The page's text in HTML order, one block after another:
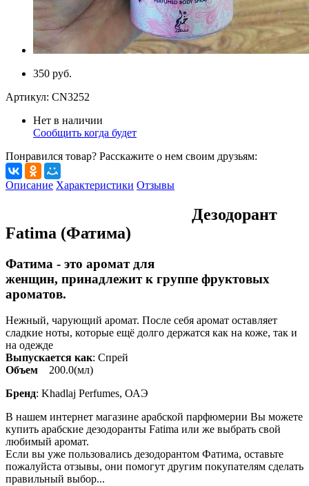
350 руб.
Артикул: CN3252
Нет в наличии
Сообщить когда будет
Понравился товар? Расскажите о нем своим друзьям:
Описание Характеристики Отзывы
Дезодорант
Fatima (Фатима)
Фатима - это аромат для
женщин, принадлежит к группе фруктовых
ароматов.
Нежный, чарующий аромат. После себя аромат оставляет
сладкие ноты, которые ещё долго держатся как на коже, так и
на одежде
Выпускается как: Спрей
Объем 200.0(мл)
Бренд: Khadlaj Perfumes, ОАЭ
В нашем интернет магазине арабской парфюмерии Вы можете
купить арабские дезодоранты Fatima или же выбрать свой
любимый аромат.
Если вы уже пользовались дезодорантом Фатима, оставьте
пожалуйста отзывы, они помогут другим покупателям сделать
правильный выбор...